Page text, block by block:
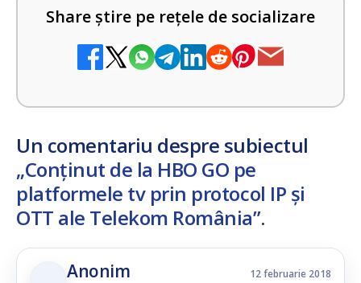
Share știre pe rețele de socializare
Un comentariu despre subiectul
„Conținut de la HBO GO pe
platformele tv prin protocol IP și
OTT ale Telekom România”.
Anonim 12 februarie 2018